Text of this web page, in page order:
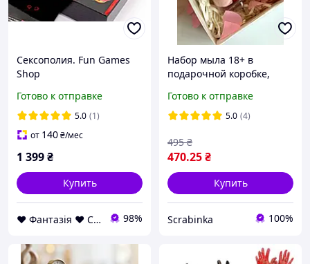
Сексополия. Fun Games
Shop
Готово к отправке
5.0 (1)
от 140₴/мес
1 399₴
Купить
❤ Фантазія ❤ Секс шоп інтернет магазин товарів для дорослих ❤ Анонімно 98%
Набор мыла 18+ в
подарочной коробке,
мини-мыло в баночке
Готово к отправке
5.0 (4)
470.25₴
495 ₴
Купить
Scrabinka 100%